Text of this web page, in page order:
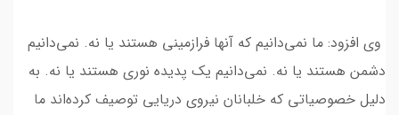
وی افزود: ما نمی‌دانیم که آنها فرازمینی هستند یا نه. نمی‌دانیم
دشمن هستند یا نه. نمی‌دانیم یک پدیده نوری هستند یا نه. به
دلیل خصوصیاتی که خلبانان نیروی دریایی توصیف کرده‌اند ما